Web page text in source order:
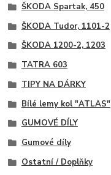
ŠKODA Spartak, 450
ŠKODA Tudor, 1101-2
ŠKODA 1200-2, 1203
TATRA 603
TIPY NA DÁRKY
Bílé lemy kol "ATLAS"
GUMOVÉ DÍLY
Gumové díly
Ostatní / Doplňky